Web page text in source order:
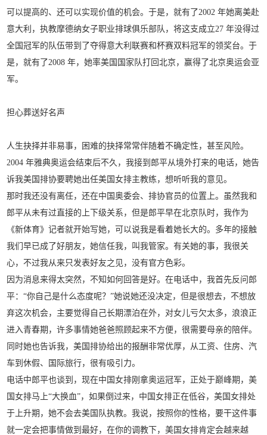
可以提高的、还可以实现价值的机会。于是，就有了2002 年她离美赴
意大利，执教摩德纳女子职业排球俱乐部队，将这支成立27 年没得过
全国冠军的队伍带到了夺得意大利联赛和杯赛双料冠军的领奖台。于
是，就有了2008 年，她率美国国家队打回北京，赢得了北京奥运会亚
军。
担心葬送好名声
人生抉择并非易事，困难的抉择常常伴随着不确定性，甚至风险。
2004 年雅典奥运会结束后不久，我接到郎平从境外打来的电话，她告
诉我美国排协要聘她出任美国女排主教练，想听听我的意见。
那时我还没有离任，还在中国奥委会、排协官员的位置上。虽然我和
郎平从未有过直接的上下级关系，但是郎平早在北京队时，我作为
《新体育》记者就开始写她，可以说我是看着她长大的。多年的接触
我们早已成了好朋友，她信任我，叫我管家。有关她的事，我很关
心，不过我从来只发表好友之见，没有官方色彩。
因为消息来得太突然，不知如何回答是好。在电话中，我首先反问郎
平：“你自己是什么态度呢？”她说她还没决定，但是很想去，不想放
弃这次机会，主要觉得自己长期漂泊在外，对女儿亏欠太多，浪浪正
进入青春期，许多事情她爸爸照顾起来不方便，很需要母亲的陪伴。
同时她也告诉我，美国排协给出的报酬非常优厚，从工资、住房、汽
车到休假、国际旅行，很有吸引力。
电话中郎平也谈到，现在中国女排刚拿奥运冠军，正处于巅峰期，美
国女排马上“大换血”，如果倒过来，中国女排正在低谷，美国女排处
于上升期，她不会去美国队执教。我说，按照你的性格，要干这件事
就一定会把事情做到最好，在你的调教下，美国女排肯定会越来越